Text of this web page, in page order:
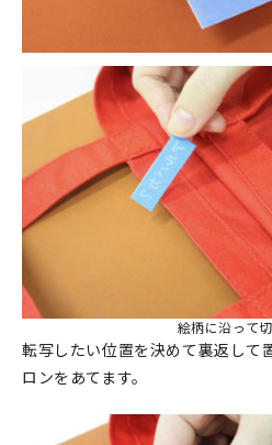
絵柄に沿って
転写したい位置を決めて裏返して
ロンをあてます。